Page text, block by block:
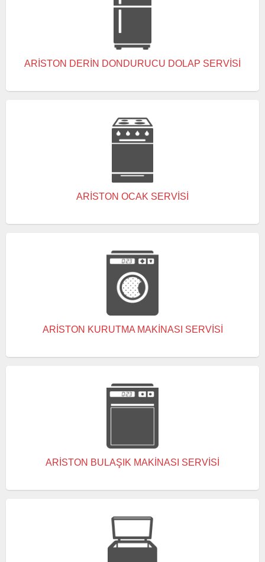
ARISTON DERIN DONDURUCU DOLAP SERVISI
ARISTON OCAK SERVISI
ARISTON KURUTMA MAKINASI SERVISI
ARISTON BULAŞIK MAKINASI SERVISI